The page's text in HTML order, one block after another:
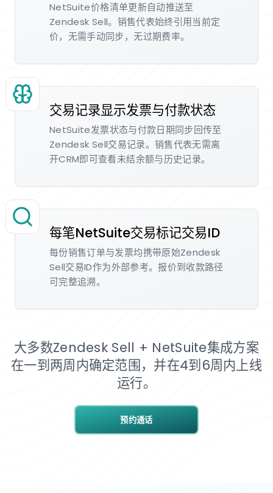
NetSuite价格清单更新自动推送至
Zendesk Sell。销售代表始终引用当前定
价，无需手动同步，无过期费率。
交易记录显示发票与付款状态
NetSuite发票状态与付款日期同步回传至
Zendesk Sell交易记录。销售代表无需离
开CRM即可查看未结余额与历史记录。
每笔NetSuite交易标记交易ID
每份销售订单与发票均携带原始Zendesk
Sell交易ID作为外部参考。报价到收款路径
可完整追溯。
预约通话
大多数Zendesk Sell + NetSuite集成方案
在一到两周内确定范围，并在4到6周内上线
运行。